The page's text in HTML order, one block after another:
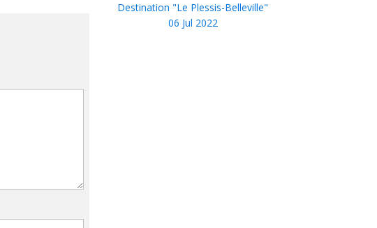
Destination "Le Plessis-Belleville"
06 Jul 2022